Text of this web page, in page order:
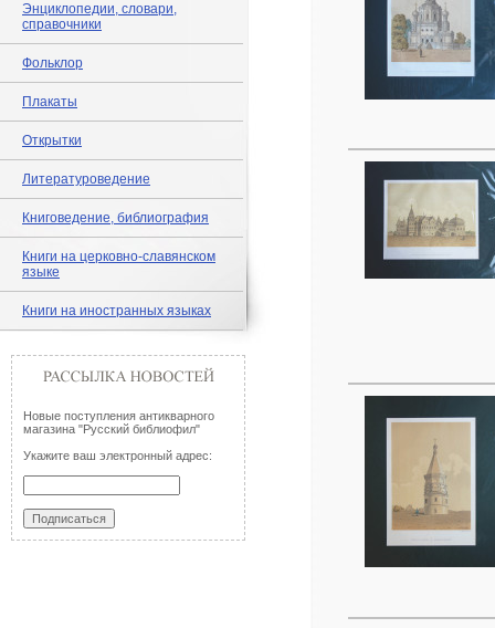
Энциклопедии, словари,
справочники
Фольклор
Плакаты
Открытки
Литературоведение
Книговедение, библиография
Книги на церковно-славянском
языке
Книги на иностранных языках
Новые поступления антикварного
магазина "Русский библиофил"
Укажите ваш электронный адрес: